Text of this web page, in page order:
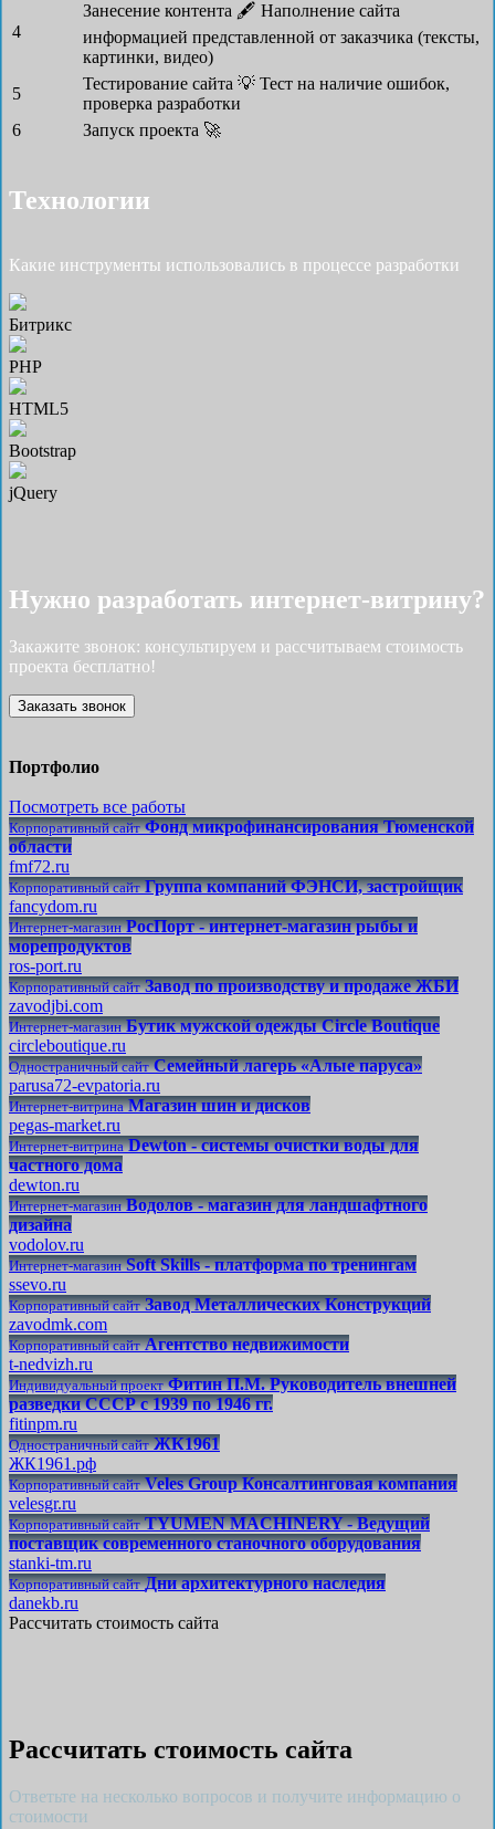
4
Занесение контента 🖋 Наполнение сайта
информацией представленной от заказчика (тексты,
картинки, видео)
5
Тестирование сайта 💡 Тест на наличие ошибок,
проверка разработки
6
Запуск проекта 🚀
Технологии
Какие инструменты использовались в процессе разработки
Битрикс
PHP
HTML5
Bootstrap
jQuery
Нужно разработать интернет-витрину?
Закажите звонок: консультируем и рассчитываем стоимость
проекта бесплатно!
Заказать звонок
Портфолио
Посмотреть все работы
Корпоративный сайт Фонд микрофинансирования Тюменской
области
fmf72.ru
Корпоративный сайт Группа компаний ФЭНСИ, застройщик
fancydom.ru
Интернет-магазин РосПорт - интернет-магазин рыбы и
морепродуктов
ros-port.ru
Корпоративный сайт Завод по производству и продаже ЖБИ
zavodjbi.com
Интернет-магазин Бутик мужской одежды Circle Boutique
circleboutique.ru
Одностраничный сайт Семейный лагерь «Алые паруса»
parusa72-evpatoria.ru
Интернет-витрина Магазин шин и дисков
pegas-market.ru
Интернет-витрина Dewton - системы очистки воды для
частного дома
dewton.ru
Интернет-магазин Водолов - магазин для ландшафтного
дизайна
vodolov.ru
Интернет-магазин Soft Skills - платформа по тренингам
ssevo.ru
Корпоративный сайт Завод Металлических Конструкций
zavodmk.com
Корпоративный сайт Агентство недвижимости
t-nedvizh.ru
Индивидуальный проект Фитин П.М. Руководитель внешней
разведки СССР с 1939 по 1946 гг.
fitinpm.ru
Одностраничный сайт ЖК1961
ЖК1961.рф
Корпоративный сайт Veles Group Консалтинговая компания
velesgr.ru
Корпоративный сайт TYUMEN MACHINERY - Ведущий
поставщик современного станочного оборудования
stanki-tm.ru
Корпоративный сайт Дни архитектурного наследия
danekb.ru
Рассчитать стоимость сайта
Рассчитать стоимость сайта
Ответьте на несколько вопросов и получите информацию о
стоимости